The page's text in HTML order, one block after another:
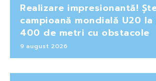
Realizare impresionantă!
campioană mondială U20
400 de metri cu obstacole
9 august 2026